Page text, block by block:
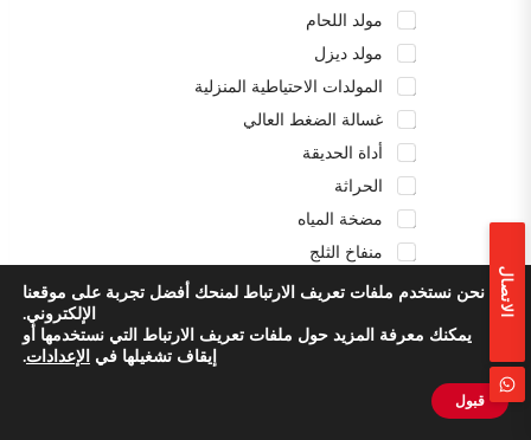
مولد اللحام
مولد ديزل
المولدات الاحتياطية المنزلية
غسالة الضغط العالي
أداة الحديقة
الحراثة
مضخة المياه
منفاخ الثلج
محطة الطاقة
الاتصال
نحن نستخدم ملفات تعريف الارتباط لمنحك أفضل تجربة على موقعنا
الإلكتروني.
يمكنك معرفة المزيد حول ملفات تعريف الارتباط التي نستخدمها أو
إيقاف تشغيلها في الإعدادات.
قبول